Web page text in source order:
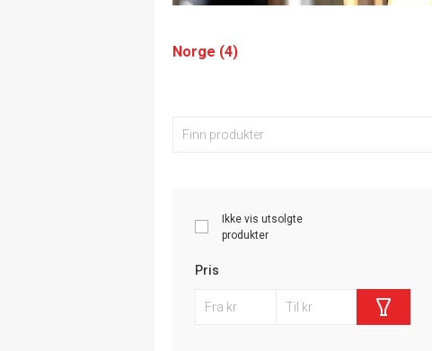
Norge (4)
Ikke vis utsolgte
produkter
Pris